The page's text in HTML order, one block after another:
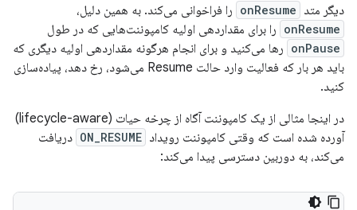
دیگر متد onResume را فراخوانی می‌کند. به همین دلیل،
onResume را برای مقداردهی اولیه کامپوننت‌هایی که در طول
onPause رها می‌کنید و برای انجام هرگونه مقداردهی اولیه دیگری که
باید هر بار که فعالیت وارد حالت Resume می‌شود، رخ دهد، پیاده‌سازی
کنید.
در اینجا مثالی از یک کامپوننت آگاه از چرخه حیات (lifecycle-aware)
آورده شده است که وقتی کامپوننت رویداد ON_RESUME دریافت
می‌کند، به دوربین دسترسی پیدا می‌کند: